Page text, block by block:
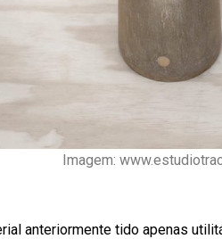
Imagem:
anteriormente tido apenas